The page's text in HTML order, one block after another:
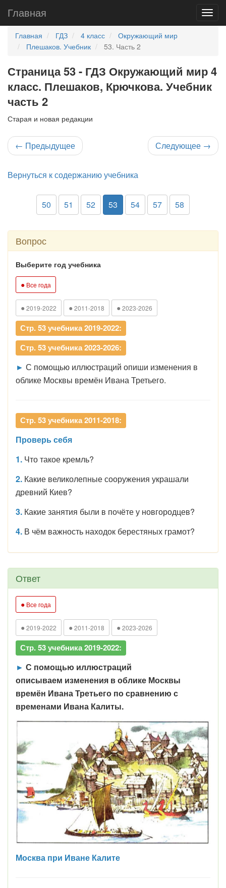
Главная
Главная ГДЗ 4 класс
Окружающий мир
Плешаков. Учебник
53. Часть 2
Страница 53 - ГДЗ Окружающий мир 4
класс. Плешаков, Крючкова. Учебник
часть 2
Старая и новая редакции
← Предыдущее Следующее →
Вернуться к содержанию учебника
50 51 52 53 54 57 58
Вопрос
Выберите год учебника
● Все года
● 2019-2022 ● 2011-2018 ● 2023-2026
Стр. 53 учебника 2019-2022:
Стр. 53 учебника 2023-2026:
► С помощью иллюстраций опиши изменения в
облике Москвы времён Ивана Третьего.
Стр. 53 учебника 2011-2018:
Проверь себя
1. Что такое кремль?
2. Какие великолепные сооружения украшали
древний Киев?
3. Какие занятия были в почёте у новгородцев?
4. В чём важность находок берестяных грамот?
Ответ
● Все года
● 2019-2022 ● 2011-2018 ● 2023-2026
Стр. 53 учебника 2019-2022:
► С помощью иллюстраций
описываем изменения в облике Москвы
времён Ивана Третьего по сравнению с
временами Ивана Калиты.
Москва при Иване Калите